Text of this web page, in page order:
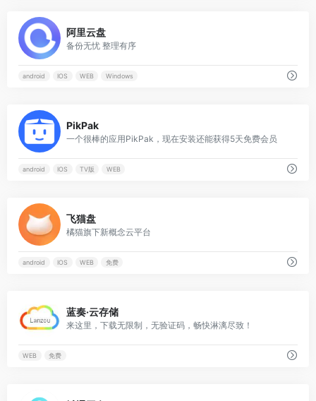
阿里云盘
备份无忧 整理有序
android IOS WEB Windows
PikPak
一个很棒的应用PikPak，现在安装还能获得5天免费会员
android IOS TV版 WEB
飞猫盘
橘猫旗下新概念云平台
android IOS WEB 免费
蓝奏·云存储
来这里，下载无限制，无验证码，畅快淋漓尽致！
WEB 免费